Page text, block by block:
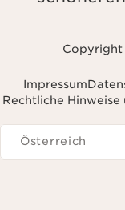
Copyright
Impressum
Rechtliche
Navigieren zu
Österreich